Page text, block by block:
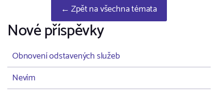
← Zpět na všechna témata
Nové příspěvky
Obnovení odstavených služeb
Nevím